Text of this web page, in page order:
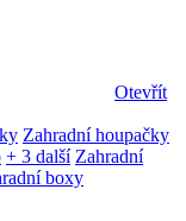
Otevřít
Zahradní houpačky
+ 3 další Zahradní
boxy